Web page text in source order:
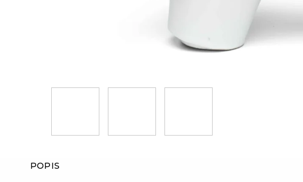
POPIS